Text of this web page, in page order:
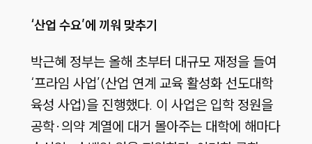
‘산업 수요’에 끼워 맞추기
박근혜 정부는 올해 초부터 대규모 재정을 들여
‘프라임 사업’(산업 연계 교육 활성화 선도대학
육성 사업)을 진행했다. 이 사업은 입학 정원을
공학·의약 계열에 대거 몰아주는 대학에 해마다